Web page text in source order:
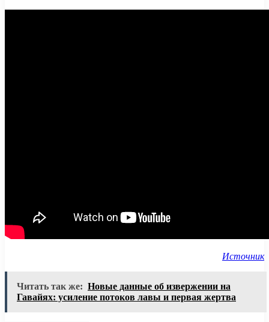
Источник
Читать так же: Новые данные об извержении на
Гавайях: усиление потоков лавы и первая жертва